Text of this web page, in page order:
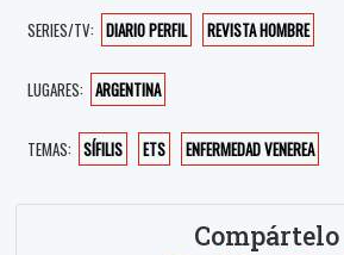
SERIES/TV: DIARIO PERFIL REVISTA HOMBRE
LUGARES: ARGENTINA
TEMAS: SÍFILIS ETS ENFERMEDAD VENEREA
Compártelo